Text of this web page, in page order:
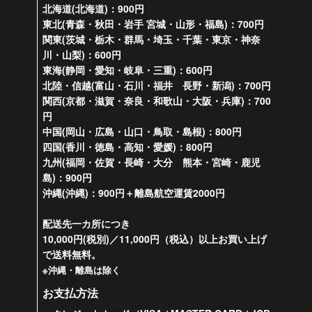
北海道(北海道)：900円
東北(青森・秋田・岩手 宮城・山形・福島)：700円
関東(茨城・栃木・群馬・埼玉・千葉・東京・神奈
川・山梨)：600円
東海(静岡・愛知・岐阜・三重)：600円
北陸・信越(富山・石川・福井 長野・新潟)：700円
関西(京都・滋賀・奈良・和歌山・大阪・兵庫)：700
円
中国(岡山・広島・山口・鳥取・島根)：800円
四国(香川・徳島・高知・愛媛)：800円
九州(福岡・佐賀・長崎・大分 熊本・宮崎・鹿児
島)：900円
沖縄(沖縄)：900円＋離島航空運賃2000円
配送先一カ所につき
10,000円(税別)／11,000円（税込）以上お買い上げ
で送料無料。
※沖縄・離島は除く
お支払方法